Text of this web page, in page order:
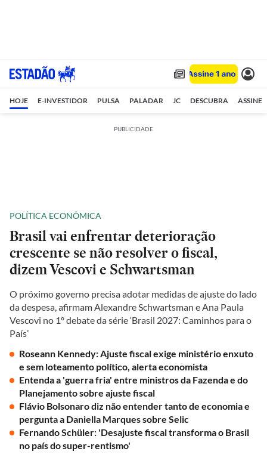
HOJE E-INVESTIDOR PULSA PALADAR JC DESCUBRA ASSINE
PUBLICIDADE
POLÍTICA ECONÔMICA
Brasil vai enfrentar deterioração
crescente se não resolver o fiscal,
dizem Vescovi e Schwartsman
O próximo governo precisa adotar medidas de ajuste do lado
da despesa, afirmam Alexandre Schwartsman e Ana Paula
Vescovi no 1º debate da série ‘Brasil 2027: Caminhos para o
País’
Roseann Kennedy: Ajuste fiscal exige ministério enxuto
e sem loteamento político, alerta economista
Entenda a 'guerra fria' entre ministros da Fazenda e do
Planejamento sobre ajuste fiscal
Flávio Bolsonaro diz não entender tanto de economia e
pergunta a Daniella Marques sobre Selic
Fernando Schüler: 'Desajuste fiscal transforma o Brasil
no país do super-rentismo'